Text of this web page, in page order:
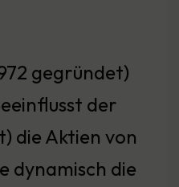
gegründet)
der
die Aktien von
dynamisch die